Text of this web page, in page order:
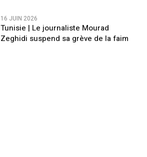
16 JUIN 2026
Tunisie | Le journaliste Mourad
Zeghidi suspend sa grève de la faim